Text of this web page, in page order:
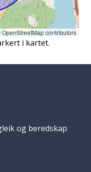
contributors
i kartet.
og beredskap